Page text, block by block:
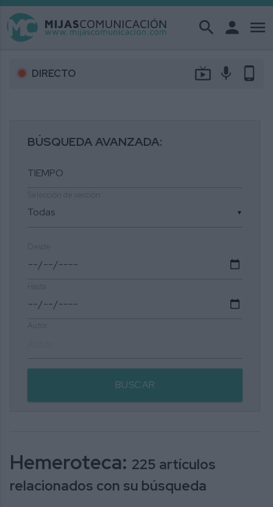
search person menu
DIRECTO live_tv mic phone_android
BÚSQUEDA AVANZADA:
▼
BUSCAR
Hemeroteca: 225 artículos
relacionados con su búsqueda